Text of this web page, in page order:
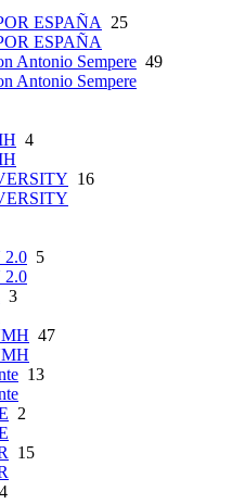
ESPAÑA
25
ESPAÑA
Antonio Sempere 49
Antonio Sempere
4
16
2.0 5
2.0
3
47
13
2
15